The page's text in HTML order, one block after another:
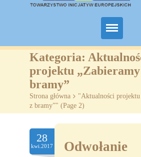
Home
O nas
Projekty
SZKOLENIA
Kategoria:
projektu
bramy”
Strona główna > "Aktualności
z bramy”" (Page 2)
28
kwi.2017
Odwołanie